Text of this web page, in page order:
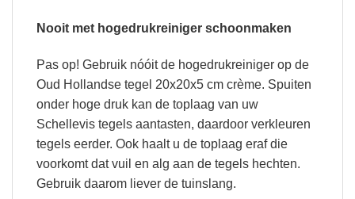
Nooit met hogedrukreiniger schoonmaken
Pas op! Gebruik nóóit de hogedrukreiniger op de
Oud Hollandse tegel 20x20x5 cm crème. Spuiten
onder hoge druk kan de toplaag van uw
Schellevis tegels aantasten, daardoor verkleuren
tegels eerder. Ook haalt u de toplaag eraf die
voorkomt dat vuil en alg aan de tegels hechten.
Gebruik daarom liever de tuinslang.